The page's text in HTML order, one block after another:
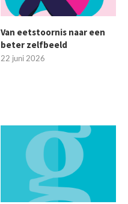
Van eetstoornis naar een
beter zelfbeeld
22 juni 2026